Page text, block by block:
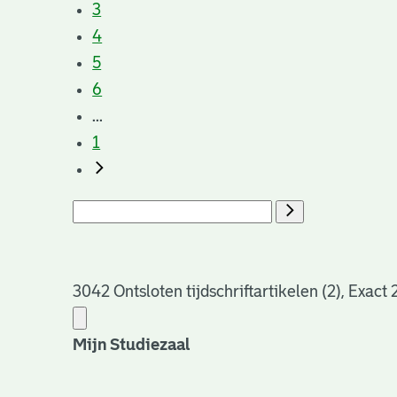
3
4
5
6
...
1
3042 Ontsloten tijdschriftartikelen (2), Exact
Mijn Studiezaal